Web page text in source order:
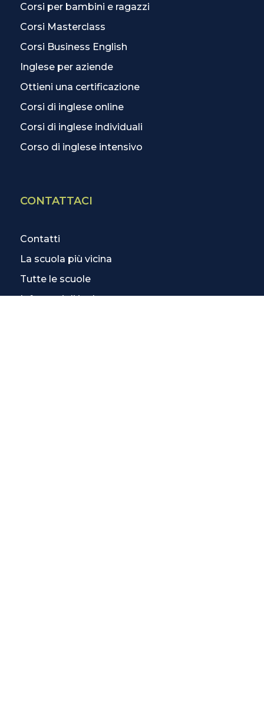
Corsi per bambini e ragazzi
Corsi Masterclass
Corsi Business English
Inglese per aziende
Ottieni una certificazione
Corsi di inglese online
Corsi di inglese individuali
Corso di inglese intensivo
CONTATTACI
Contatti
La scuola più vicina
Tutte le scuole
Info corsi di inglese